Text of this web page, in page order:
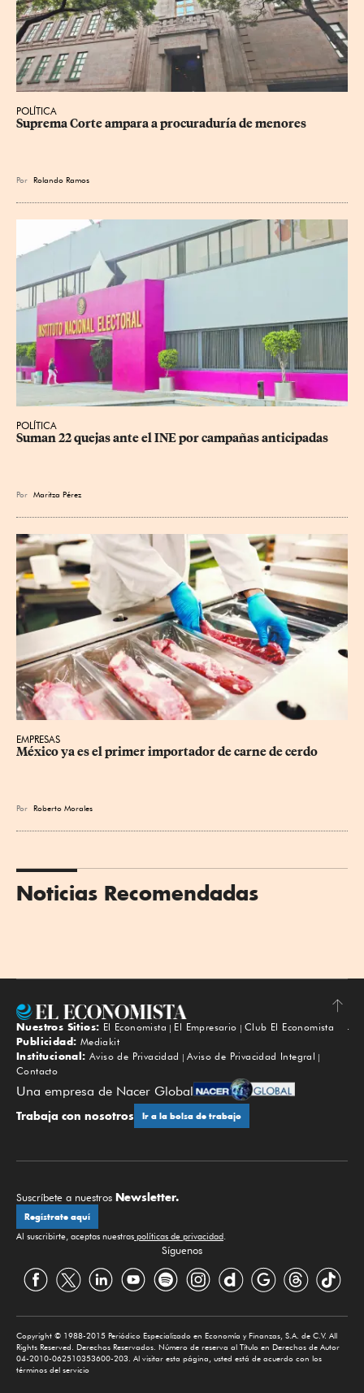
POLÍTICA
Suprema Corte ampara a procuraduría de menores
Por Rolando Ramos
POLÍTICA
Suman 22 quejas ante el INE por campañas anticipadas
Por Maritza Pérez
EMPRESAS
México ya es el primer importador de carne de cerdo
Por Roberto Morales
Noticias Recomendadas
Subir
Nuestros Sitios: El Economista El Empresario
Club El Economista
Publicidad: Mediakit
Institucional: Aviso de Privacidad
Aviso de Privacidad Integral
Contacto
Una empresa de Nacer Global
Trabaja con nosotros Ir a la bolsa de trabajo
Suscríbete a nuestros Newsletter.
Regístrate aquí
Al suscribirte, aceptas nuestras políticas de privacidad.
Síguenos
Copyright © 1988-2015 Periódico Especializado en Economía y Finanzas, S.A. de C.V. All
Rights Reserved. Derechos Reservados. Número de reserva al Título en Derechos de Autor
04-2010-062510353600-203. Al visitar esta página, usted está de acuerdo con los
términos del servicio